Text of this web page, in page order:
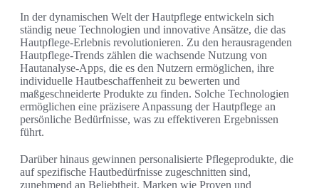
In der dynamischen Welt der Hautpflege entwickeln sich
ständig neue Technologien und innovative Ansätze, die das
Hautpflege-Erlebnis revolutionieren. Zu den herausragenden
Hautpflege-Trends zählen die wachsende Nutzung von
Hautanalyse-Apps, die es den Nutzern ermöglichen, ihre
individuelle Hautbeschaffenheit zu bewerten und
maßgeschneiderte Produkte zu finden. Solche Technologien
ermöglichen eine präzisere Anpassung der Hautpflege an
persönliche Bedürfnisse, was zu effektiveren Ergebnissen
führt.
Darüber hinaus gewinnen personalisierte Pflegeprodukte, die
auf spezifische Hautbedürfnisse zugeschnitten sind,
zunehmend an Beliebtheit. Marken wie Proven und